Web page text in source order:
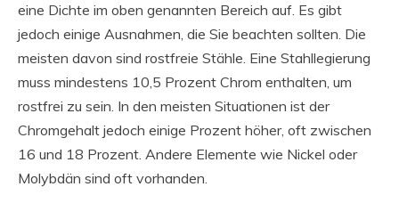
eine Dichte im oben genannten Bereich auf. Es gibt
jedoch einige Ausnahmen, die Sie beachten sollten. Die
meisten davon sind rostfreie Stähle. Eine Stahllegierung
muss mindestens 10,5 Prozent Chrom enthalten, um
rostfrei zu sein. In den meisten Situationen ist der
Chromgehalt jedoch einige Prozent höher, oft zwischen
16 und 18 Prozent. Andere Elemente wie Nickel oder
Molybdän sind oft vorhanden.